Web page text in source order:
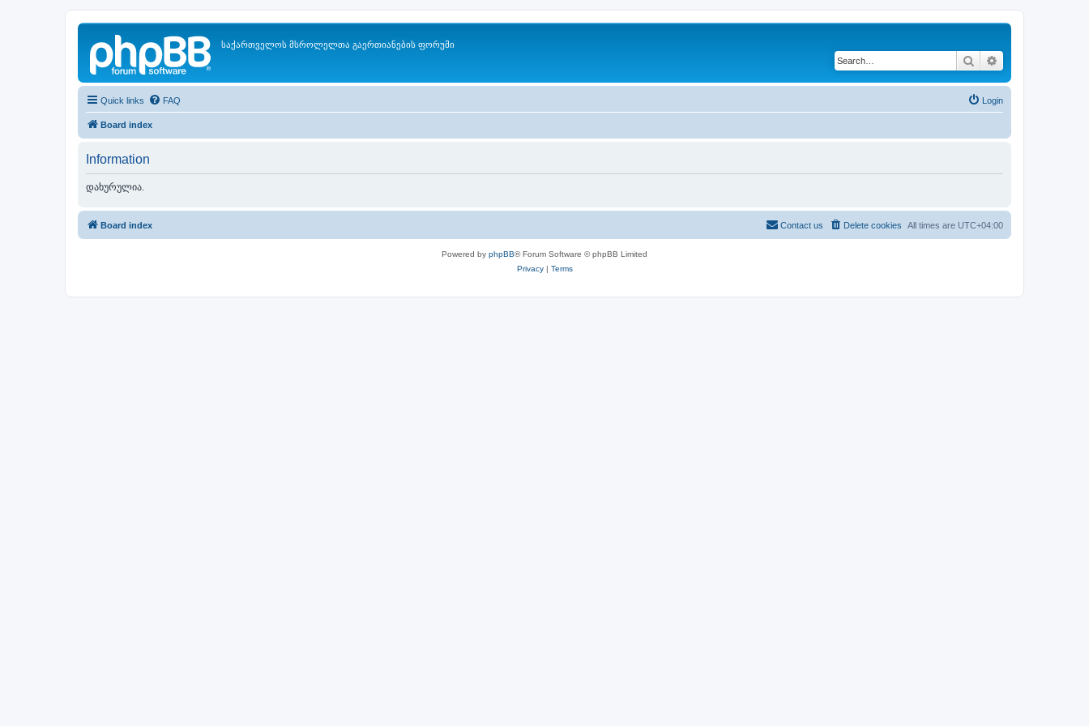
საქართველოს მსროლელთა გაერთიანების ფორუმი
Search
Quick links FAQ Login
Board index
Information
დახურულია.
Board index All times are UTC+04:00
Delete cookies
Contact us
Powered by phpBB® Forum Software © phpBB Limited
Privacy| Terms